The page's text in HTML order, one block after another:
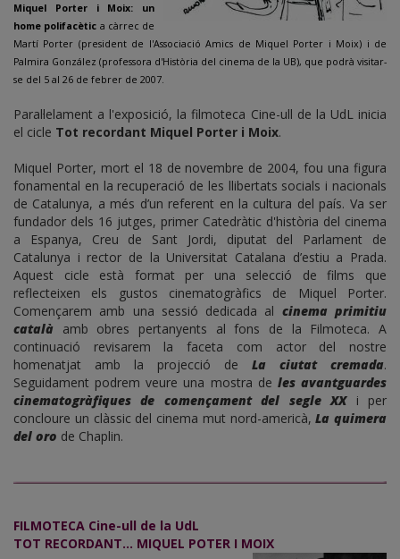
Miquel Porter i Moix: un
home polifacètic a càrrec de
Martí Porter (president de l'Associació Amics de Miquel Porter i Moix) i de
Palmira González (professora d'Història del cinema de la UB), que podrà visitar-
se del 5 al 26 de febrer de 2007.
Paral·lelament a l'exposició, la filmoteca Cine-ull de la UdL inicia
el cicle Tot recordant Miquel Porter i Moix.
Miquel Porter, mort el 18 de novembre de 2004, fou una figura
fonamental en la recuperació de les llibertats socials i nacionals
de Catalunya, a més d’un referent en la cultura del país. Va ser
fundador dels 16 jutges, primer Catedràtic d'història del cinema
a Espanya, Creu de Sant Jordi, diputat del Parlament de
Catalunya i rector de la Universitat Catalana d’estiu a Prada.
Aquest cicle està format per una selecció de films que
reflecteixen els gustos cinematogràfics de Miquel Porter.
Començarem amb una sessió dedicada al cinema primitiu
català amb obres pertanyents al fons de la Filmoteca. A
continuació revisarem la faceta com actor del nostre
homenatjat amb la projecció de La ciutat cremada.
Seguidament podrem veure una mostra de les avantguardes
cinematogràfiques de començament del segle XXi per
concloure un clàssic del cinema mut nord-americà,La quimera
del oro de Chaplin.
FILMOTECA Cine-ull de la UdL
TOT RECORDANT... MIQUEL POTER I MOIX